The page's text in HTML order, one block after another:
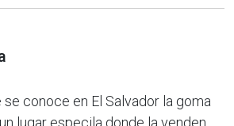
se conoce en El Salvador la goma
lugar especila donde la venden